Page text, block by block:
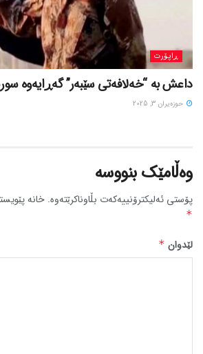
ڕاپۆرت
داعش بە “خەلافەتی سێبەر” گەڕایەوە
حوزه‌یران 3, 2025
وەڵامێک بنووسە
پۆستی ئەلیکترۆنییەکەت بڵاوناکرێتەوە. خانە
*
لێدوان *